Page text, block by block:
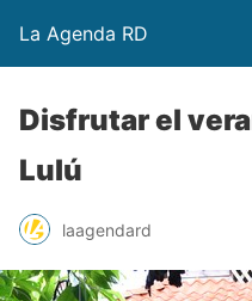
La Agenda RD
Disfrutar el
Lulú
laagendard